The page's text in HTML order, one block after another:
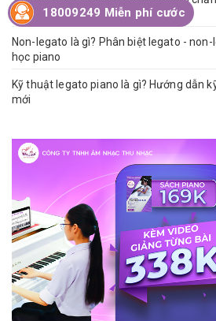
piano
Non-legato là gì? Phân biệt legato -
học piano
Kỹ thuật legato piano là gì? Hướng dẫn
mới
18009249 Miễn phí cước